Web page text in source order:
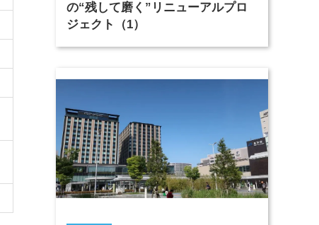
の“残して磨く”リニューアルプロ
ジェクト（1）